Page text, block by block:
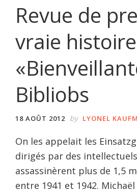
Revue de
vraie
Bibliobs
18 AOÛT 2012 by LYONEL
On les appelait les
dirigés par des
assassinèrent plus de 1,5
entre 1941 et 1942.